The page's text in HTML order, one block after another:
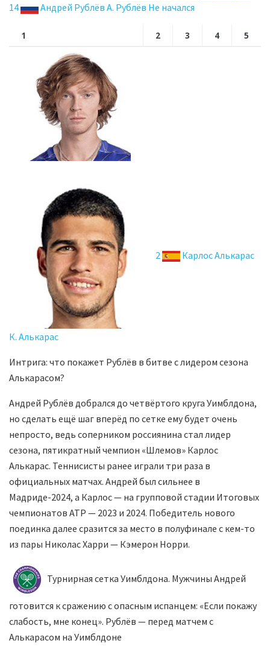
14 Андрей Рублёв А. Рублёв Не начался
1 2 3 4 5
2 Карлос Алькарас
К. Алькарас
Интрига: что покажет Рублёв в битве с лидером сезона
Алькарасом?
Андрей Рублёв добрался до четвёртого круга Уимблдона,
но сделать ещё шаг вперёд по сетке ему будет очень
непросто, ведь соперником россиянина стал лидер
сезона, пятикратный чемпион «Шлемов» Карлос
Алькарас. Теннисисты ранее играли три раза в
официальных матчах. Андрей был сильнее в
Мадриде-2024, а Карлос — на групповой стадии Итоговых
чемпионатов ATP — 2023 и 2024. Победитель нового
поединка далее сразится за место в полуфинале с кем-то
из пары Николас Харри — Кэмерон Норри.
Турнирная сетка Уимблдона. Мужчины Андрей
готовится к сражению с опасным испанцем: «Если покажу
слабость, мне конец». Рублёв — перед матчем с
Алькарасом на Уимблдоне